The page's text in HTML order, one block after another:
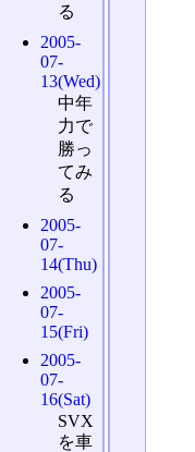
る
2005-
07-
13(Wed)
中年
力で
勝っ
てみ
る
2005-
07-
14(Thu)
2005-
07-
15(Fri)
2005-
07-
16(Sat)
SVX
を車